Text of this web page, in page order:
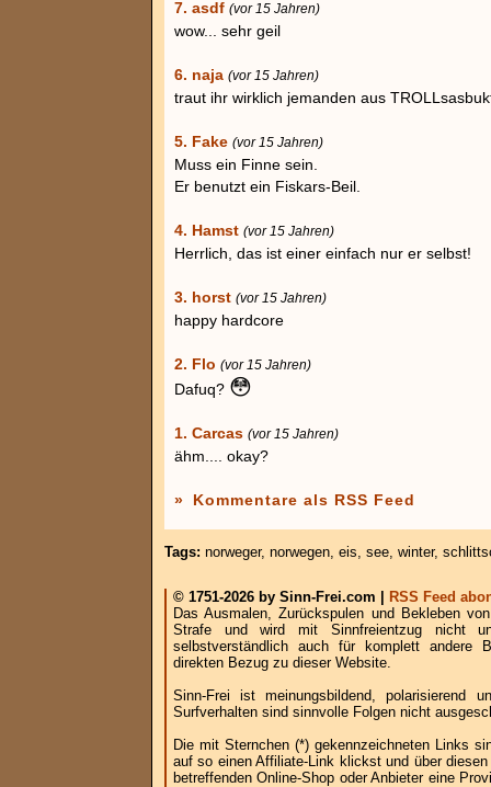
7. asdf (vor 15 Jahren)
wow... sehr geil
6. naja (vor 15 Jahren)
traut ihr wirklich jemanden aus
5. Fake (vor 15 Jahren)
Muss ein Finne sein.
Er benutzt ein Fiskars-Beil.
4. Hamst (vor 15 Jahren)
Herrlich, das ist einer einfach nur er selbst!
3. horst (vor 15 Jahren)
happy hardcore
2. Flo (vor 15 Jahren)
Dafuq? 😳
1. Carcas (vor 15 Jahren)
ähm.... okay?
» Kommentare als RSS Feed
Tags: norweger, norwegen, eis, see, winter,
© 1751-2026 by Sinn-Frei.com |
RSS Feed
Das Ausmalen, Zurückspulen und Bekleben
Strafe und wird mit Sinnfreientzug nicht
selbstverständlich auch für komplett andere
direkten Bezug zu dieser Website.
Sinn-Frei ist meinungsbildend, polarisierend
Surfverhalten sind sinnvolle Folgen nicht
Die mit Sternchen (*) gekennzeichneten Links
auf so einen Affiliate-Link klickst und über
betreffenden Online-Shop oder Anbieter eine